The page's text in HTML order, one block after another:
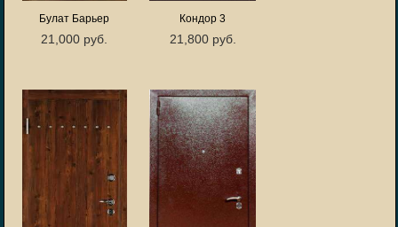
Булат Барьер
21,000 руб.
Кондор 3
21,800 руб.